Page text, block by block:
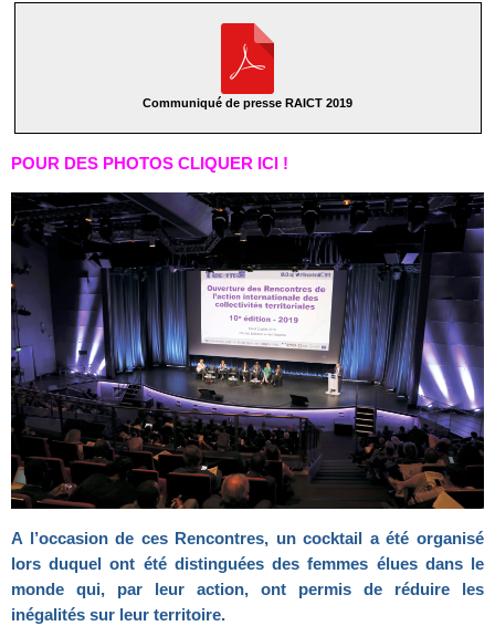
Communiqué de presse RAICT 2019
POUR DES PHOTOS CLIQUER ICI !
A l’occasion de ces Rencontres, un cocktail a été organisé
lors duquel ont été distinguées des femmes élues dans le
monde qui, par leur action, ont permis de réduire les
inégalités sur leur territoire.